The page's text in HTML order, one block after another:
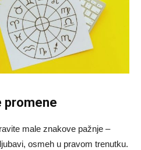
promene
male znakove pažnje –
osmeh u pravom trenutku.